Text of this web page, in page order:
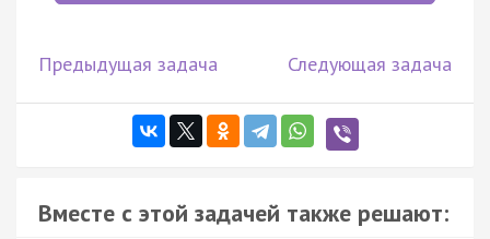
Предыдущая задача Следующая задача
Вместе с этой задачей также решают: